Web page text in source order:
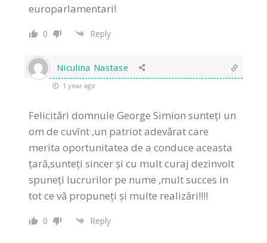
europarlamentari!
0 Reply
Niculina Nastase
1 year ago
Felicitări domnule George Simion sunteți un
om de cuvînt ,un patriot adevărat care
merita oportunitatea de a conduce aceasta
țară,sunteți sincer și cu mult curaj dezinvolt
spuneți lucrurilor pe nume ,mult succes in
tot ce vă propuneți și multe realizări!!!!
0 Reply